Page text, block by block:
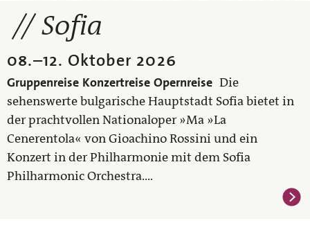
Sofia
08.–12. Oktober 2026
Gruppenreise Konzertreise Opernreise Die
sehenswerte bulgarische Hauptstadt Sofia bietet in
der prachtvollen Nationaloper »Ma »La
Cenerentola« von Gioachino Rossini und ein
Konzert in der Philharmonie mit dem Sofia
Philharmonic Orchestra....